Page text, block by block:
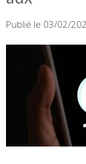
Publié le 03/02/